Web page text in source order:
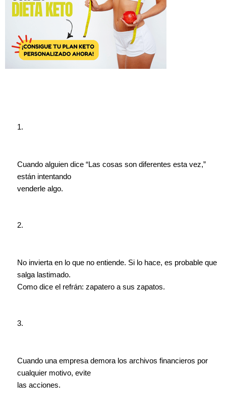
1.
Cuando alguien dice “Las cosas son diferentes esta vez,”
están intentando
venderle algo.
2.
No invierta en lo que no entiende. Si lo hace, es probable que
salga lastimado.
Como dice el refrán: zapatero a sus zapatos.
3.
Cuando una empresa demora los archivos financieros por
cualquier motivo, evite
las acciones.